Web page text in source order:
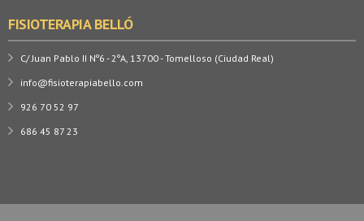
FISIOTERAPIA BELLÓ
C/ Juan Pablo II Nº6 - 2ºA, 13700 - Tomelloso (Ciudad Real)
info@fisioterapiabello.com
926 70 52 97
686 45 87 23